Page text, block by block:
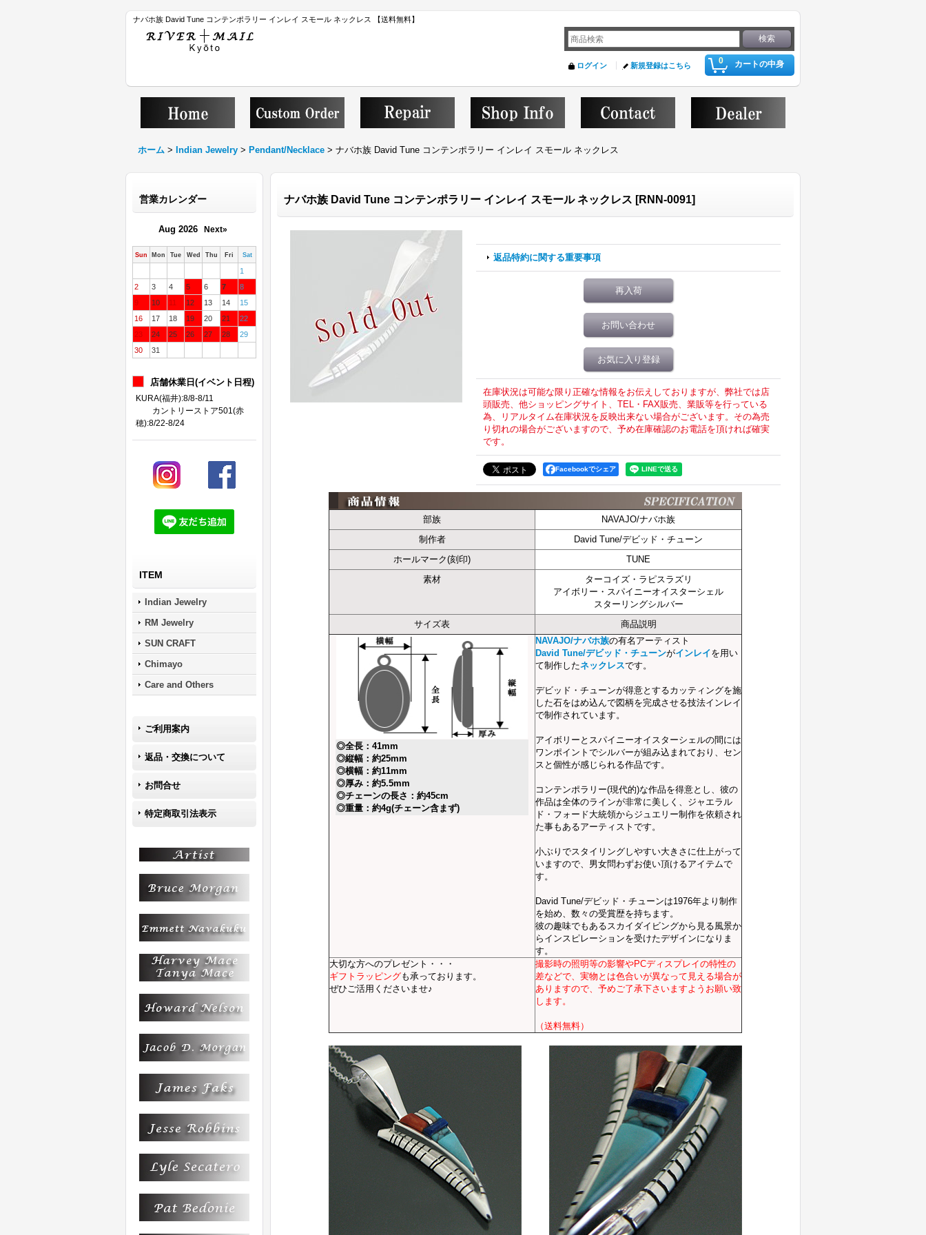
ナバホ族 David Tune コンテンポラリー インレイ スモール ネックレス 【送料無料】
0 カートの中身
ログイン 新規登録はこちら
ホーム > Indian Jewelry > Pendant/Necklace > ナバホ族 David Tune コンテンポラリー インレイ スモール ネックレス
営業カレンダー
Aug 2026 Next»
Sun Mon Tue Wed Thu Fri Sat
1
2
3 4 5 6 7
8
9
10 11 12 13 14
15
16
17 18 19 20 21
22
23
24 25 26 27 28
29
30
31
店舗休業日(イベント日程)
KURA(福井):8/8-8/11
カントリーストア501(赤
穂):8/22-8/24
ITEM
Indian Jewelry
RM Jewelry
SUN CRAFT
Chimayo
Care and Others
ご利用案内
返品・交換について
お問合せ
特定商取引法表示
ナバホ族 David Tune コンテンポラリー インレイ スモール ネックレス [RNN-0091]
返品特約に関する重要事項
再入荷
お問い合わせ
お気に入り登録
在庫状況は可能な限り正確な情報をお伝えしておりますが、弊社では店
頭販売、他ショッピングサイト、TEL・FAX販売、業販等を行っている
為、リアルタイム在庫状況を反映出来ない場合がございます。その為売
り切れの場合がございますので、予め在庫確認のお電話を頂ければ確実
です。
Facebookでシェア
部族
NAVAJO/ナバホ族
制作者
David Tune/デビッド・チューン
ホールマーク(刻印)
TUNE
素材
ターコイズ・ラピスラズリ
アイボリー・スパイニーオイスターシェル
スターリングシルバー
サイズ表
商品説明
◎全長：41mm
◎縦幅：約25mm
◎横幅：約11mm
◎厚み：約5.5mm
◎チェーンの長さ：約45cm
◎重量：約4g(チェーン含まず)
NAVAJO/ナバホ族の有名アーティスト
David Tune/デビッド・チューンがインレイを用い
て制作したネックレスです。
デビッド・チューンが得意とするカッティングを施
した石をはめ込んで図柄を完成させる技法インレイ
で制作されています。
アイボリーとスパイニーオイスターシェルの間には
ワンポイントでシルバーが組み込まれており、セン
スと個性が感じられる作品です。
コンテンポラリー(現代的)な作品を得意とし、彼の
作品は全体のラインが非常に美しく、ジャエラル
ド・フォード大統領からジュエリー制作を依頼され
た事もあるアーティストです。
小ぶりでスタイリングしやすい大きさに仕上がって
いますので、男女問わずお使い頂けるアイテムで
す。
David Tune/デビッド・チューンは1976年より制作
を始め、数々の受賞歴を持ちます。
彼の趣味でもあるスカイダイビングから見る風景か
らインスピレーションを受けたデザインになりま
す。
大切な方へのプレゼント・・・
ギフトラッピングも承っております。
ぜひご活用くださいませ♪
撮影時の照明等の影響やPCディスプレイの特性の
差などで、実物とは色合いが異なって見える場合が
ありますので、予めご了承下さいますようお願い致
します。
（送料無料）